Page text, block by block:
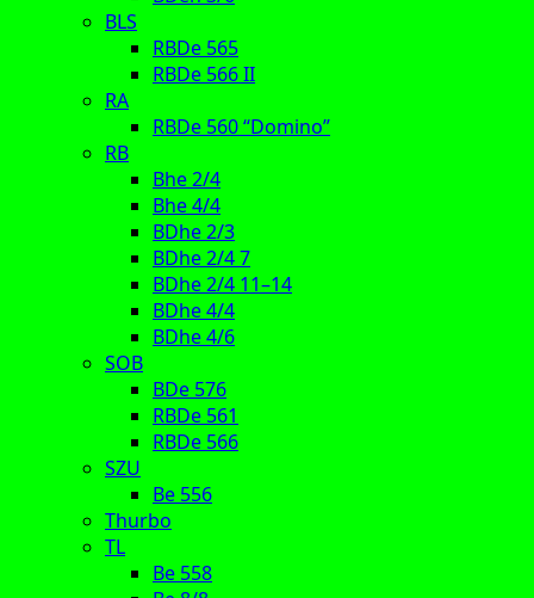
BLS
RBDe 565
RBDe 566 II
RA
RBDe 560 “Domino”
RB
Bhe 2/4
Bhe 4/4
BDhe 2/3
BDhe 2/4 7
BDhe 2/4 11–14
BDhe 4/4
BDhe 4/6
SOB
BDe 576
RBDe 561
RBDe 566
SZU
Be 556
Thurbo
TL
Be 558